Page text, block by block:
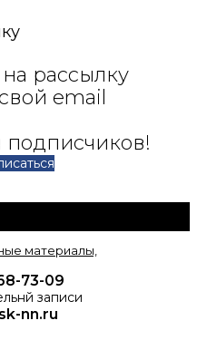
рассылку
email
73-09
записи
nn.ru